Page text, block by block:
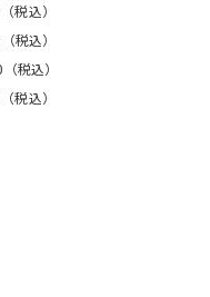
込）
込）
込）
込）